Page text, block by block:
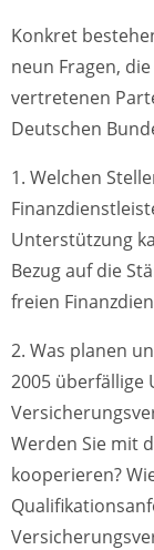
Konkret
neun Fragen,
vertretenen
Deutschen
1. Welchen
Unterstützung
Bezug auf die
freien
2. Was planen
2005 überfällige
Werden Sie mit
kooperieren?